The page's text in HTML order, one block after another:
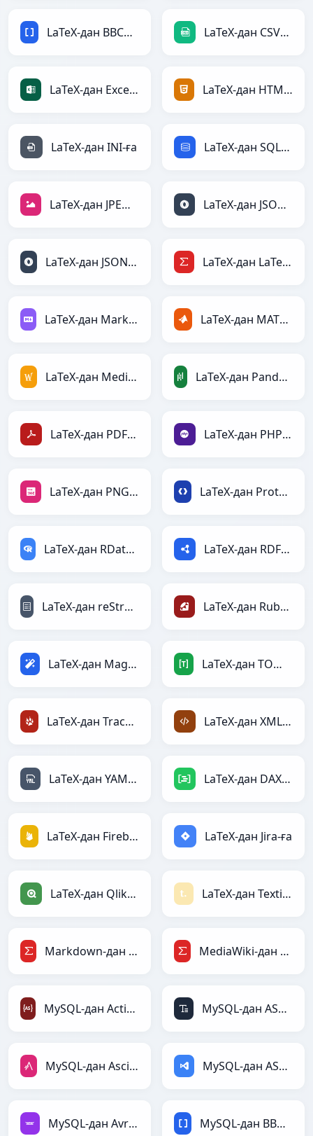
LaTeX-дан BBCode-ға LaTeX-дан CSV-ға
LaTeX-дан Excel-ға LaTeX-дан HTML-ға
LaTeX-дан INI-ға LaTeX-дан SQL-ға
LaTeX-дан JPEG-ға LaTeX-дан JSON-ға
LaTeX-дан JSONLines-ға LaTeX-дан LaTeX-ға
LaTeX-дан Markdown-ға LaTeX-дан MATLAB-ға
LaTeX-дан MediaWiki-ға LaTeX-дан PandasDataFrame-ға
LaTeX-дан PDF-ға LaTeX-дан PHP-ға
LaTeX-дан PNG-ға LaTeX-дан Protobuf-ға
LaTeX-дан RDataFrame-ға LaTeX-дан RDF-ға
LaTeX-дан reStructuredText-ға LaTeX-дан Ruby-ға
LaTeX-дан Magic-ға LaTeX-дан TOML-ға
LaTeX-дан TracWiki-ға LaTeX-дан XML-ға
LaTeX-дан YAML-ға LaTeX-дан DAX-ға
LaTeX-дан Firebase-ға LaTeX-дан Jira-ға
LaTeX-дан Qlik-ға LaTeX-дан Textile-ға
Markdown-дан LaTeX-ға MediaWiki-дан LaTeX-ға
MySQL-дан ActionScript-ға MySQL-дан ASCII-ға
MySQL-дан AsciiDoc-ға MySQL-дан ASP-ға
MySQL-дан Avro-ға MySQL-дан BBCode-ға